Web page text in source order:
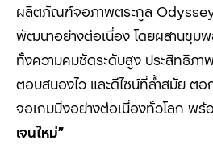
ผลิตภัณฑ์จอภาพตระกูล
พัฒนาอย่างต่อเนื่อง โดยผสานขุมพ
ทั้งความคมชัดระดับสูง ประสิทธิภา
ตอบสนองไว และดีไซน์ที่ล้ำสมัย ตอ
จอเกมมิ่งอย่างต่อเนื่องทั่วโลก พ
เจนใหม่”